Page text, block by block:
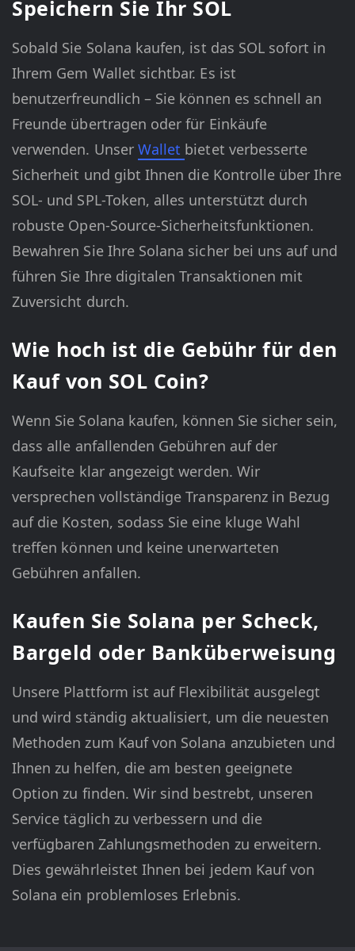
Speichern Sie Ihr SOL
Sobald Sie Solana kaufen, ist das SOL sofort in
Ihrem Gem Wallet sichtbar. Es ist
benutzerfreundlich – Sie können es schnell an
Freunde übertragen oder für Einkäufe
verwenden. Unser Wallet bietet verbesserte
Sicherheit und gibt Ihnen die Kontrolle über Ihre
SOL- und SPL-Token, alles unterstützt durch
robuste Open-Source-Sicherheitsfunktionen.
Bewahren Sie Ihre Solana sicher bei uns auf und
führen Sie Ihre digitalen Transaktionen mit
Zuversicht durch.
Wie hoch ist die Gebühr für den
Kauf von SOL Coin?
Wenn Sie Solana kaufen, können Sie sicher sein,
dass alle anfallenden Gebühren auf der
Kaufseite klar angezeigt werden. Wir
versprechen vollständige Transparenz in Bezug
auf die Kosten, sodass Sie eine kluge Wahl
treffen können und keine unerwarteten
Gebühren anfallen.
Kaufen Sie Solana per Scheck,
Bargeld oder Banküberweisung
Unsere Plattform ist auf Flexibilität ausgelegt
und wird ständig aktualisiert, um die neuesten
Methoden zum Kauf von Solana anzubieten und
Ihnen zu helfen, die am besten geeignete
Option zu finden. Wir sind bestrebt, unseren
Service täglich zu verbessern und die
verfügbaren Zahlungsmethoden zu erweitern.
Dies gewährleistet Ihnen bei jedem Kauf von
Solana ein problemloses Erlebnis.